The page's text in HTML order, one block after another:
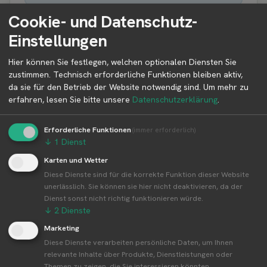
Erntezeit aller Produkte von Familie
Langes Weihnachtsbaumplantagen
Der Erntekalender zeigt die typischen Erntezeiten der
Weihnachtsbaumplantagen hinweg. Regionale oder
wetterbedingte Abweichungen sind möglich.
J F M A M J J A S O N D
Weihnachtsbäume
Nordmanntannen
Blaufichten
Tannengrün
Cookie- und Datenschutz-
Einstellungen
Hier können Sie festlegen, welchen optionalen Diensten Sie
zustimmen. Technisch erforderliche Funktionen bleiben aktiv,
da sie für den Betrieb der Website notwendig sind. Um mehr zu
erfahren, lesen Sie bitte unsere Datenschutzerklärung.
Erforderliche Funktionen(immer erforderlich)
↓ 1 Dienst
Karten und Wetter
Diese Dienste sind für die korrekte Funktion dieser Website
unerlässlich. Sie können sie hier nicht deaktivieren, da der
Dienst sonst nicht richtig funktionieren würde.
↓ 2 Dienste
Marketing
Diese Dienste verarbeiten persönliche Daten, um Ihnen
relevante Inhalte über Produkte, Dienstleistungen oder